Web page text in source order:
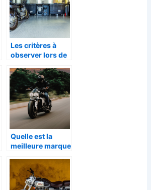
Les critères à
observer lors de
moto d’occasion
Quelle est la
meilleure marque